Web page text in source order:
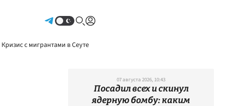
Кризис с мигрантами в Сеуте
07 августа 2026, 10:43
Посадил всех и скинул
ядерную бомбу: каким